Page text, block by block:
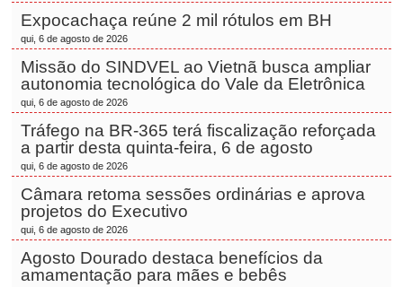
Expocachaça reúne 2 mil rótulos em BH
qui, 6 de agosto de 2026
Missão do SINDVEL ao Vietnã busca ampliar
autonomia tecnológica do Vale da Eletrônica
qui, 6 de agosto de 2026
Tráfego na BR-365 terá fiscalização reforçada
a partir desta quinta-feira, 6 de agosto
qui, 6 de agosto de 2026
Câmara retoma sessões ordinárias e aprova
projetos do Executivo
qui, 6 de agosto de 2026
Agosto Dourado destaca benefícios da
amamentação para mães e bebês